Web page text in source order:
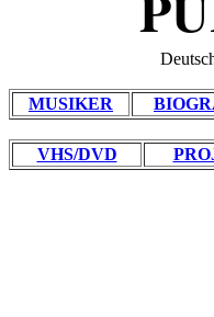
MUSIKER
VHS/DVD